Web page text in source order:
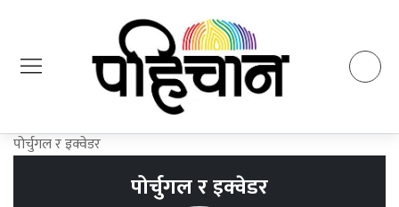
पोर्चुगल र इक्वेडर
पोर्चुगल र इक्वेडर